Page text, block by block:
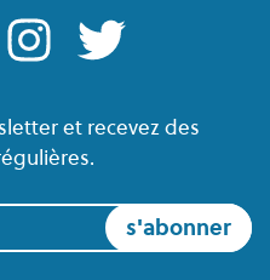
instagramtwitter
et recevez des